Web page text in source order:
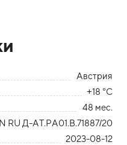
Австрия
+18 °С
48 мес.
RU Д-АТ.РА01.В.71887/20
2023-08-12